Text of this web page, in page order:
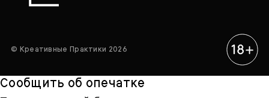
© Креативные Практики 2026
Сообщить об опечатке